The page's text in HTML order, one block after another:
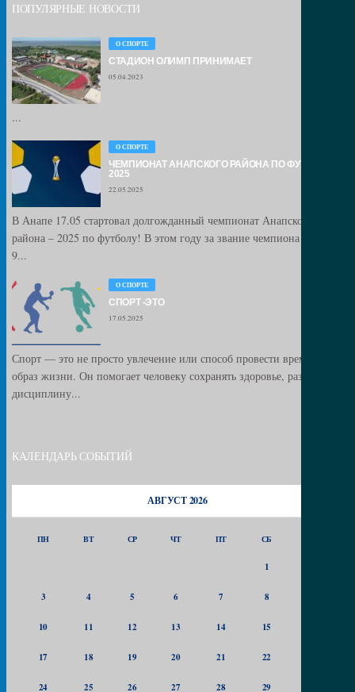
ПОПУЛЯРНЫЕ НОВОСТИ
О СПОРТЕ
СТАДИОН ОЛИМП ПРИНИМАЕТ
05.04.2023
...
О СПОРТЕ
ЧЕМПИОНАТ АНАПСКОГО РАЙОНА ПО ФУТБОЛУ –
2025
22.05.2025
В Анапе 17.05 стартовал долгожданный чемпионат Анапского
района – 2025 по футболу! В этом году за звание чемпиона сразятся
9...
О СПОРТЕ
СПОРТ -ЭТО
17.05.2025
Спорт — это не просто увлечение или способ провести время, это
образ жизни. Он помогает человеку сохранять здоровье, развивать
дисциплину...
КАЛЕНДАРЬ СОБЫТИЙ
АВГУСТ 2026
ПН ВТ СР ЧТ ПТ СБ
1
3 4 5 6 7 8
10 11 12 13 14 15
17 18 19 20 21 22
24 25 26 27 28 29